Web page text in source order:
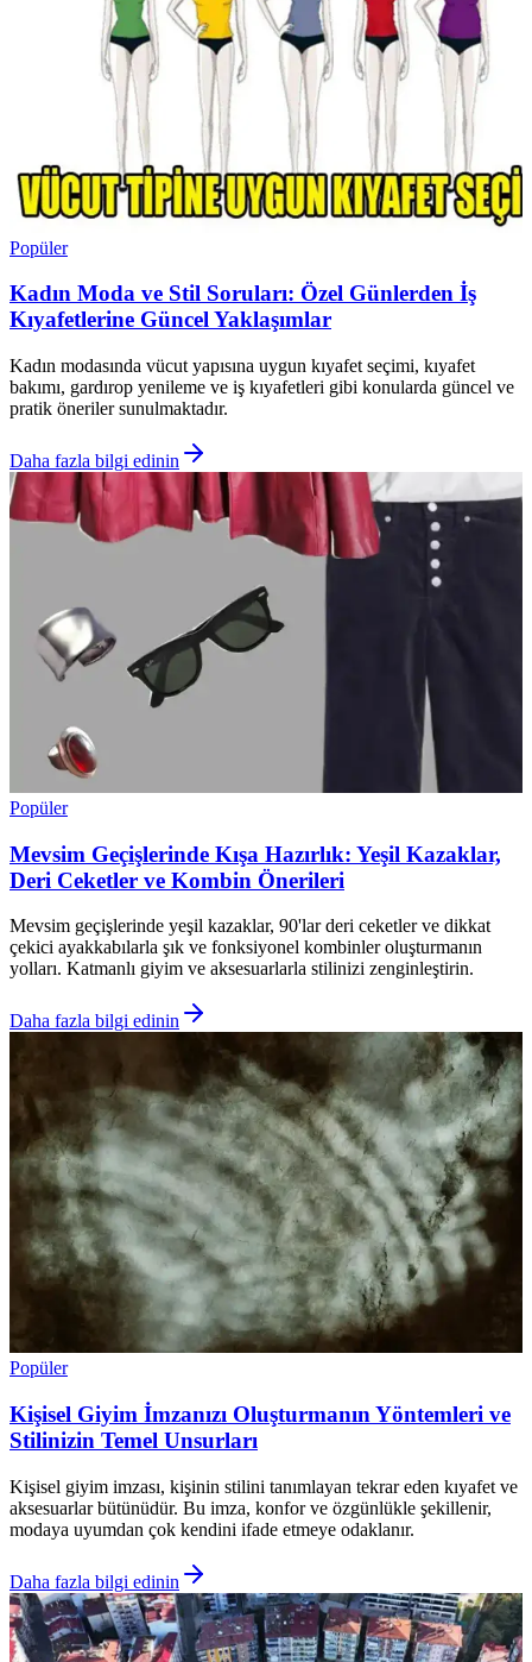
Popüler
Kadın Moda ve Stil Soruları: Özel Günlerden İş
Kıyafetlerine Güncel Yaklaşımlar
Kadın modasında vücut yapısına uygun kıyafet seçimi, kıyafet
bakımı, gardırop yenileme ve iş kıyafetleri gibi konularda güncel ve
pratik öneriler sunulmaktadır.
Daha fazla bilgi edinin
Popüler
Mevsim Geçişlerinde Kışa Hazırlık: Yeşil Kazaklar,
Deri Ceketler ve Kombin Önerileri
Mevsim geçişlerinde yeşil kazaklar, 90'lar deri ceketler ve dikkat
çekici ayakkabılarla şık ve fonksiyonel kombinler oluşturmanın
yolları. Katmanlı giyim ve aksesuarlarla stilinizi zenginleştirin.
Daha fazla bilgi edinin
Popüler
Kişisel Giyim İmzanızı Oluşturmanın Yöntemleri ve
Stilinizin Temel Unsurları
Kişisel giyim imzası, kişinin stilini tanımlayan tekrar eden kıyafet ve
aksesuarlar bütünüdür. Bu imza, konfor ve özgünlükle şekillenir,
modaya uyumdan çok kendini ifade etmeye odaklanır.
Daha fazla bilgi edinin